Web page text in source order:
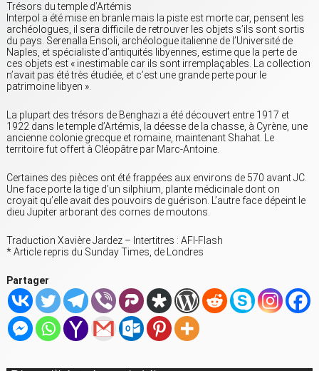
Trésors du temple d’Artémis
Interpol a été mise en branle mais la piste est morte car, pensent les
archéologues, il sera difficile de retrouver les objets s’ils sont sortis
du pays. Serenalla Ensoli, archéologue italienne de l’Université de
Naples, et spécialiste d’antiquités libyennes, estime que la perte de
ces objets est « inestimable car ils sont irremplaçables. La collection
n’avait pas été très étudiée, et c’est une grande perte pour le
patrimoine libyen ».
La plupart des trésors de Benghazi a été découvert entre 1917 et
1922 dans le temple d’Artémis, la déesse de la chasse, à Cyrène, une
ancienne colonie grecque et romaine, maintenant Shahat. Le
territoire fut offert à Cléopâtre par Marc-Antoine.
Certaines des pièces ont été frappées aux environs de 570 avant JC.
Une face porte la tige d’un silphium, plante médicinale dont on
croyait qu’elle avait des pouvoirs de guérison. L’autre face dépeint le
dieu Jupiter arborant des cornes de moutons.
Traduction Xavière Jardez – Intertitres : AFI-Flash
* Article repris du Sunday Times, de Londres
Partager